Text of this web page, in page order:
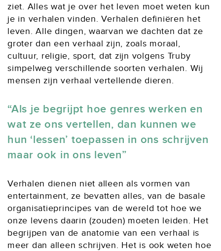
ziet. Alles wat je over het leven moet weten kun
je in verhalen vinden. Verhalen definiëren het
leven. Alle dingen, waarvan we dachten dat ze
groter dan een verhaal zijn, zoals moraal,
cultuur, religie, sport, dat zijn volgens Truby
simpelweg verschillende soorten verhalen. Wij
mensen zijn verhaal vertellende dieren.
Als je begrijpt hoe genres werken en
wat ze ons vertellen, dan kunnen we
hun ‘lessen’ toepassen in ons schrijven
maar ook in ons leven
Verhalen dienen niet alleen als vormen van
entertainment, ze bevatten alles, van de basale
organisatieprincipes van de wereld tot hoe we
onze levens daarin (zouden) moeten leiden. Het
begrijpen van de anatomie van een verhaal is
meer dan alleen schrijven. Het is ook weten hoe